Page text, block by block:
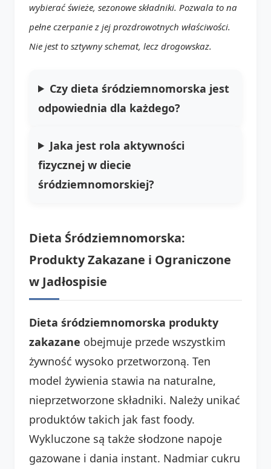
wybierać świeże, sezonowe składniki. Pozwala to na
pełne czerpanie z jej prozdrowotnych właściwości.
Nie jest to sztywny schemat, lecz drogowskaz.
Czy dieta śródziemnomorska jest
odpowiednia dla każdego?
Jaka jest rola aktywności
fizycznej w diecie
śródziemnomorskiej?
Dieta Śródziemnomorska:
Produkty Zakazane i Ograniczone
w Jadłospisie
Dieta śródziemnomorska produkty
zakazane obejmuje przede wszystkim
żywność wysoko przetworzoną. Ten
model żywienia stawia na naturalne,
nieprzetworzone składniki. Należy unikać
produktów takich jak fast foody.
Wykluczone są także słodzone napoje
gazowane i dania instant. Nadmiar cukru